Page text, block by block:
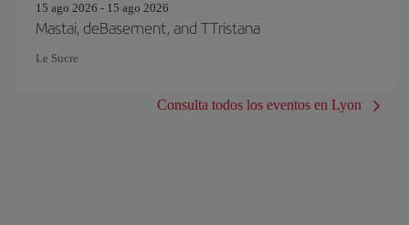
15 ago 2026 - 15 ago 2026
Mastai, deBasement, and TTristana
Le Sucre
Consulta todos los eventos en Lyon